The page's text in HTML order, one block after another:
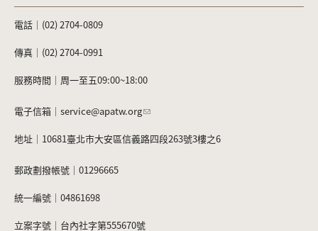
電話｜(02) 2704-0809
傳真｜(02) 2704-0991
服務時間｜周一至五09:00~18:00
電子信箱｜ service@apatw.org
地址｜10681臺北市大安區信義路四段263號3樓之6
郵政劃撥帳號｜01296665
統一編號｜04861698
立案字號｜台內社字第555670號